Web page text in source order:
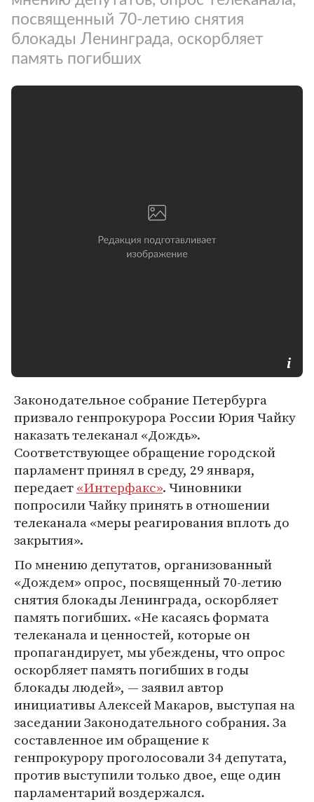
посвященный 70-летию снятия
блокады Ленинграда, оскорбляет
память погибших
Законодательное собрание Петербурга
призвало генпрокурора России Юрия Чайку
наказать телеканал «Дождь».
Соответствующее обращение городской
парламент принял в среду, 29 января,
передает«Интерфакс». Чиновники
попросили Чайку принять в отношении
телеканала «меры реагирования вплоть до
закрытия».
По мнению депутатов, организованный
«Дождем» опрос, посвященный 70-летию
снятия блокады Ленинграда, оскорбляет
память погибших. «Не касаясь формата
телеканала и ценностей, которые он
пропагандирует, мы убеждены, что опрос
оскорбляет память погибших в годы
блокады людей», — заявил автор
инициативы Алексей Макаров, выступая на
заседании Законодательного собрания. За
составленное им обращение к
генпрокурору проголосовали 34 депутата,
против выступили только двое, еще один
парламентарий воздержался.